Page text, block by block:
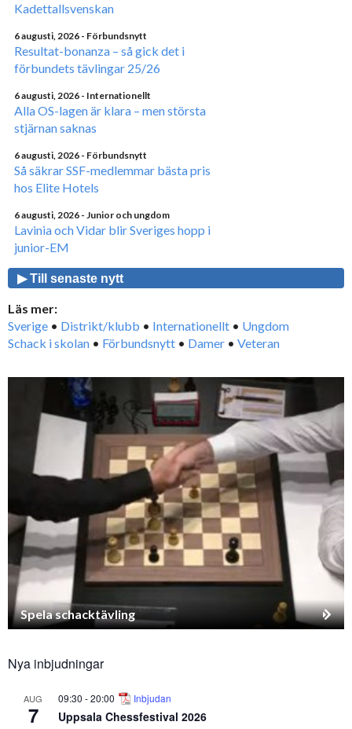
Kadettallsvenskan
6 augusti, 2026 - Förbundsnytt
Resultat-bonanza – så gick det i
förbundets tävlingar 25/26
6 augusti, 2026 - Internationellt
Alla OS-lagen är klara – men största
stjärnan saknas
6 augusti, 2026 - Förbundsnytt
Så säkrar SSF-medlemmar bästa pris
hos Elite Hotels
6 augusti, 2026 - Junior och ungdom
Lavinia och Vidar blir Sveriges hopp i
junior-EM
▶ Till senaste nytt
Läs mer:
Sverige • Distrikt/klubb • Internationellt • Ungdom
Schack i skolan • Förbundsnytt • Damer • Veteran
Spela schacktävling
Nya inbjudningar
AUG
7
09:30 -20:00 Inbjudan
Uppsala Chessfestival 2026